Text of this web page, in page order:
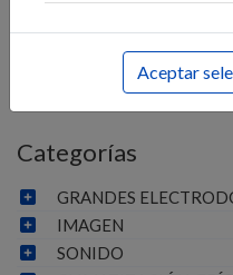
INICIO>INFORMÁTICA
CONECTIVIDAD / REDES>
CAMARAS
Categorías
GRANDES
IMAGEN
SONIDO
Aceptar